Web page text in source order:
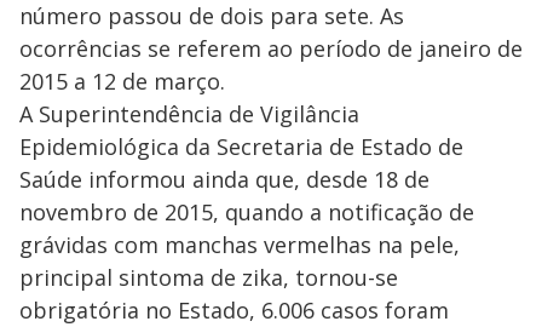
número passou de dois para sete. As
ocorrências se referem ao período de janeiro de
2015 a 12 de março.
A Superintendência de Vigilância
Epidemiológica da Secretaria de Estado de
Saúde informou ainda que, desde 18 de
novembro de 2015, quando a notificação de
grávidas com manchas vermelhas na pele,
principal sintoma de zika, tornou-se
obrigatória no Estado, 6.006 casos foram